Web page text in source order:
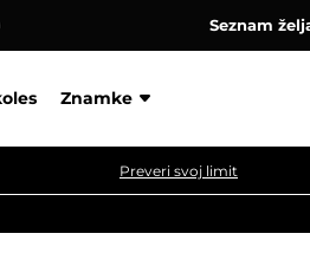
Seznam
Znamke
Preveri svoj limit